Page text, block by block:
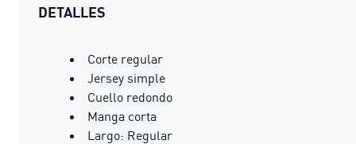
DETALLES
Corte regular
Jersey simple
Cuello redondo
Manga corta
Largo: Regular